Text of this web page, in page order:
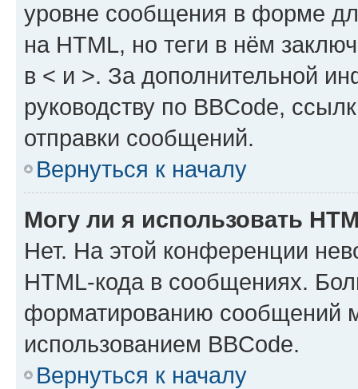
уровне сообщения в форме
на HTML, но теги в нём
в < и >. За дополнительной
руководству по BBCode,
отправки сообщений.
Вернуться к началу
Могу ли я использовать
Нет. На этой конференции
HTML-кода в сообщениях.
форматированию сообщений
использованием BBCode.
Вернуться к началу